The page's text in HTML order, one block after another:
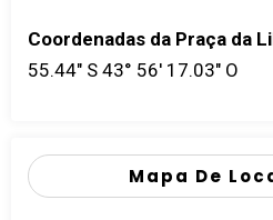
Coordenadas da Praça da
55.44" S 43° 56' 17.03" O
Mapa De